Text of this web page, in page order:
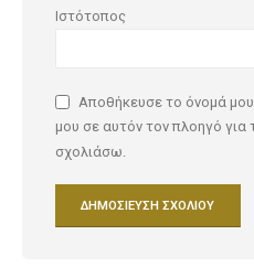
Ιστότοπος
Αποθήκευσε το όνομά
μου σε αυτόν τον πλοηγό
σχολιάσω.